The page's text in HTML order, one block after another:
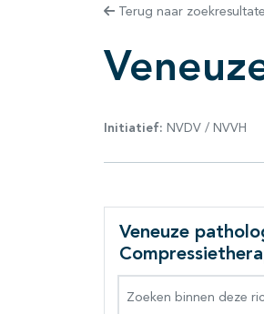
Terug naar
Initiatief: NVDV / NVVH
Veneuze